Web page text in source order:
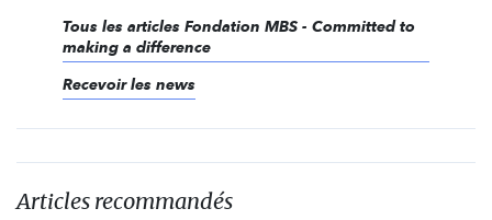
Tous les articles Fondation MBS - Committed to
making a difference
Recevoir les news
Articles recommandés